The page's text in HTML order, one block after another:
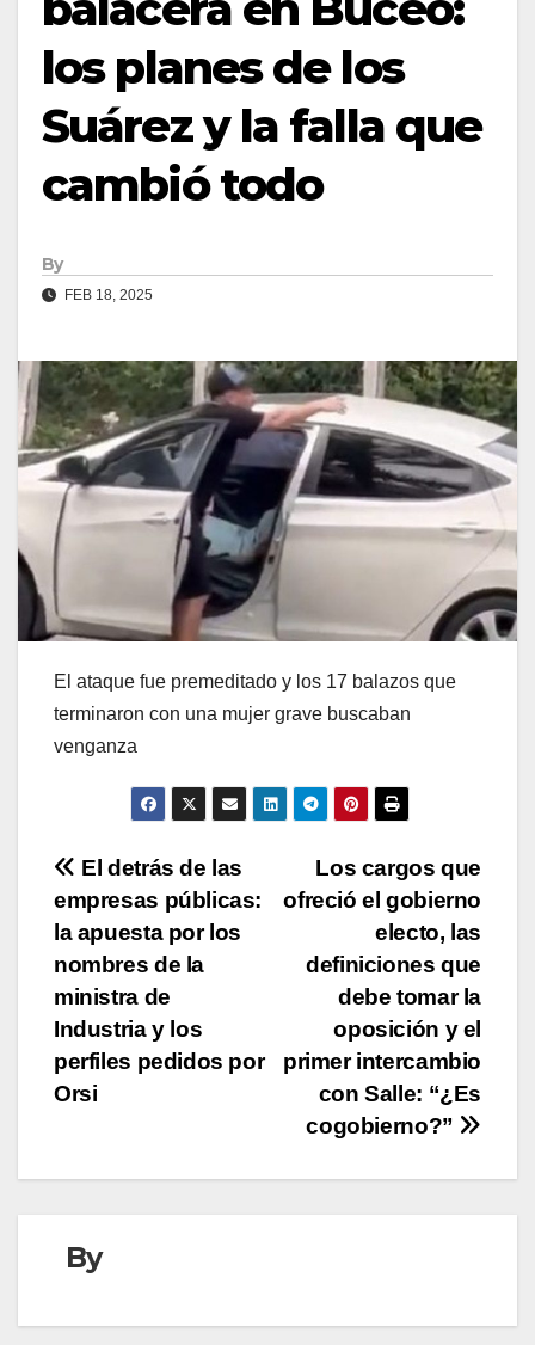
los planes de los
Suárez y la falla que
cambió todo
By
FEB 18, 2025
El ataque fue premeditado y los 17 balazos que
terminaron con una mujer grave buscaban
venganza
Navegación
de
entradas
Los cargos que
ofreció el gobierno
electo, las
definiciones que
debe tomar la
oposición y el
primer intercambio
con Salle: “¿Es
cogobierno?”
El detrás de las
empresas públicas:
la apuesta por los
nombres de la
ministra de
Industria y los
perfiles pedidos por
Orsi
By